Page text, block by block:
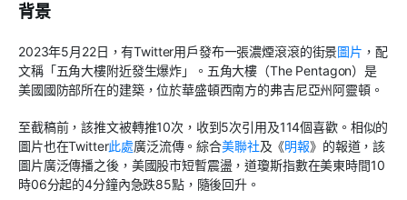
背景
2023年5月22日，有Twitter用戶發布一張濃煙滾滾的街景圖片 ，配
文稱「五角大樓附近發生爆炸」。五角大樓（The Pentagon）是
美國國防部所在的建築，位於華盛頓西南方的弗吉尼亞州阿靈頓。
至截稿前，該推文被轉推10次，收到5次引用及114個喜歡。相似的
圖片也在Twitter此處廣泛流傳。綜合美聯社及《明報》的報道，該
圖片廣泛傳播之後，美國股市短暫震盪，道瓊斯指數在美東時間10
時06分起的4分鐘內急跌85點，隨後回升。